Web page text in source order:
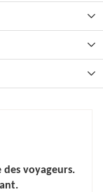
voyageurs.